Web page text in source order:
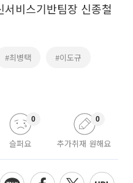
비스기반팀장 신종철
#최병택 #이도규
슬퍼요
0
추가취재 원해요
0